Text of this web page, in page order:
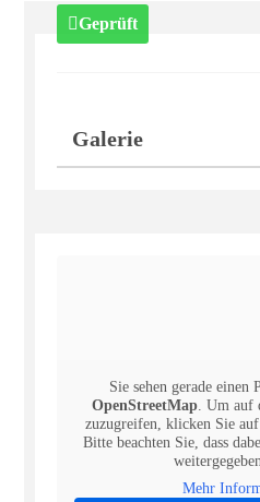
Geprüft
Galerie
Sie sehen gerade einen
OpenStreetMap. Um auf
zuzugreifen, klicken Sie
Bitte beachten Sie, dass
Mehr